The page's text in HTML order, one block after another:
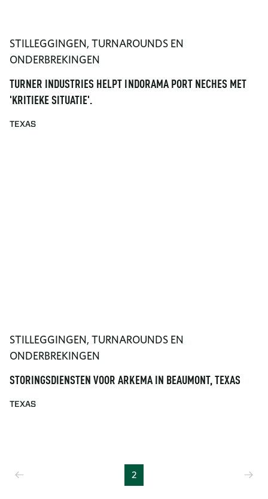
STILLEGGINGEN, TURNAROUNDS EN
ONDERBREKINGEN
TURNER INDUSTRIES HELPT INDORAMA PORT NECHES MET
'KRITIEKE SITUATIE'.
TEXAS
STILLEGGINGEN, TURNAROUNDS EN
ONDERBREKINGEN
STORINGSDIENSTEN VOOR ARKEMA IN BEAUMONT, TEXAS
TEXAS
2